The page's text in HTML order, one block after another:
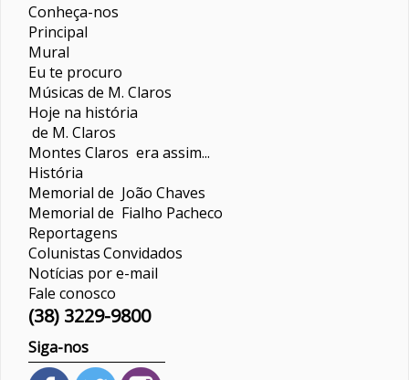
Conheça-nos
Principal
Mural
Eu te procuro
Músicas de M. Claros
Hoje na história
de M. Claros
Montes Claros era assim...
História
Memorial de João Chaves
Memorial de Fialho Pacheco
Reportagens
ColunistasConvidados
Notícias por e-mail
Fale conosco
(38) 3229-9800
Siga-nos